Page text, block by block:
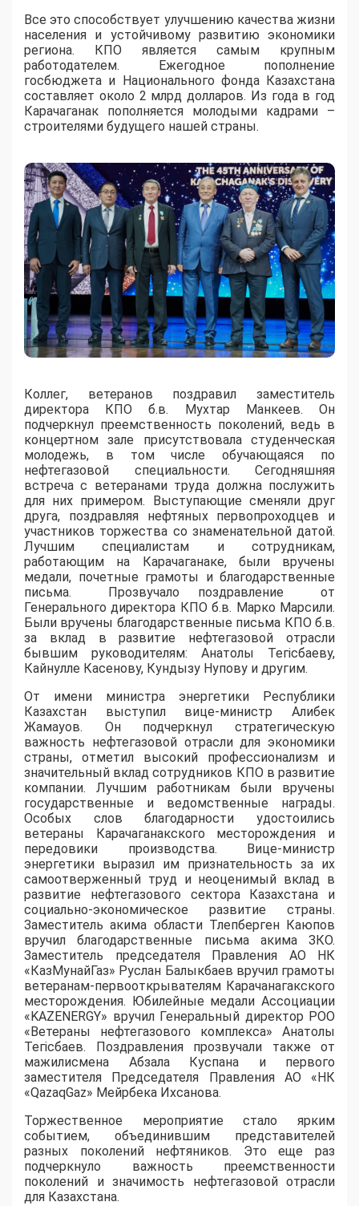
Все это способствует улучшению качества жизни
населения и устойчивому развитию экономики
региона. КПО является самым крупным
работодателем. Ежегодное пополнение
госбюджета и Национального фонда Казахстана
составляет около 2 млрд долларов. Из года в год
Карачаганак пополняется молодыми кадрами –
строителями будущего нашей страны.
Коллег, ветеранов поздравил заместитель
директора КПО б.в. Мухтар Манкеев. Он
подчеркнул преемственность поколений, ведь в
концертном зале присутствовала студенческая
молодежь, в том числе обучающаяся по
нефтегазовой специальности. Сегодняшняя
встреча с ветеранами труда должна послужить
для них примером. Выступающие сменяли друг
друга, поздравляя нефтяных первопроходцев и
участников торжества со знаменательной датой.
Лучшим специалистам и сотрудникам,
работающим на Карачаганаке, были вручены
медали, почетные грамоты и благодарственные
письма. Прозвучало поздравление от
Генерального директора КПО б.в. Марко Марсили.
Были вручены благодарственные письма КПО б.в.
за вклад в развитие нефтегазовой отрасли
бывшим руководителям: Анатолы Тегісбаеву,
Кайнулле Касенову, Кундызу Нупову и другим.
От имени министра энергетики Республики
Казахстан выступил вице-министр Алибек
Жамауов. Он подчеркнул стратегическую
важность нефтегазовой отрасли для экономики
страны, отметил высокий профессионализм и
значительный вклад сотрудников КПО в развитие
компании. Лучшим работникам были вручены
государственные и ведомственные награды.
Особых слов благодарности удостоились
ветераны Карачаганакского месторождения и
передовики производства. Вице-министр
энергетики выразил им признательность за их
самоотверженный труд и неоценимый вклад в
развитие нефтегазового сектора Казахстана и
социально-экономическое развитие страны.
Заместитель акима области Тлепберген Каюпов
вручил благодарственные письма акима ЗКО.
Заместитель председателя Правления АО НК
«КазМунайГаз» Руслан Балыкбаев вручил грамоты
ветеранам-первооткрывателям Карачанагакского
месторождения. Юбилейные медали Ассоциации
«KAZENERGY» вручил Генеральный директор РОО
«Ветераны нефтегазового комплекса» Анатолы
Тегісбаев. Поздравления прозвучали также от
мажилисмена Абзала Куспана и первого
заместителя Председателя Правления АО «НК
«QazaqGaz» Мейрбека Ихсанова.
Торжественное мероприятие стало ярким
событием, объединившим представителей
разных поколений нефтяников. Это еще раз
подчеркнуло важность преемственности
поколений и значимость нефтегазовой отрасли
для Казахстана.